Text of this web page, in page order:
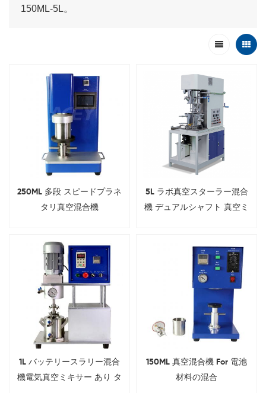
150ML-5L。
250ML 多段 スピードプラネ
タリ真空混合機
5L ラボ真空スターラー混合
機 デュアルシャフト 真空ミ
1L バッテリースラリー混合
機電気真空ミキサー あり タ
150ML 真空混合機 For 電池
材料の混合